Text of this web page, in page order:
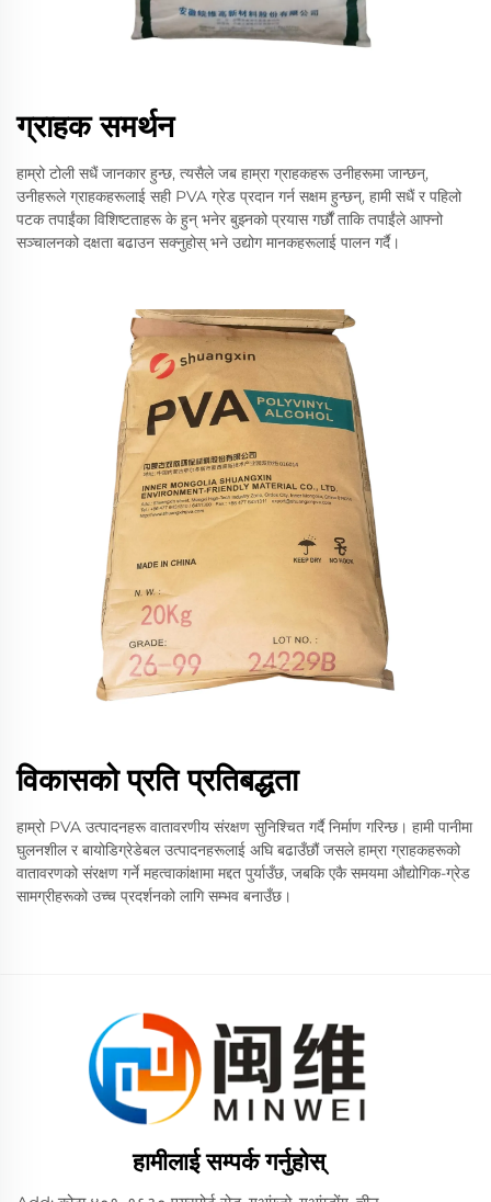
ग्राहक समर्थन
हाम्रो टोली सधैं जानकार हुन्छ, त्यसैले जब हाम्रा ग्राहकहरू उनीहरूमा जान्छन्,
उनीहरूले ग्राहकहरूलाई सही PVA ग्रेड प्रदान गर्न सक्षम हुन्छन्, हामी सधैं र पहिलो
पटक तपाईंका विशिष्टताहरू के हुन् भनेर बुझ्नको प्रयास गर्छौं ताकि तपाईंले आफ्नो
सञ्चालनको दक्षता बढाउन सक्नुहोस् भने उद्योग मानकहरूलाई पालन गर्दै।
विकासको प्रति प्रतिबद्धता
हाम्रो PVA उत्पादनहरू वातावरणीय संरक्षण सुनिश्चित गर्दै निर्माण गरिन्छ। हामी पानीमा
घुलनशील र बायोडिग्रेडेबल उत्पादनहरूलाई अघि बढाउँछौं जसले हाम्रा ग्राहकहरूको
वातावरणको संरक्षण गर्ने महत्वाकांक्षामा मद्दत पुर्याउँछ, जबकि एकै समयमा औद्योगिक-ग्रेड
सामग्रीहरूको उच्च प्रदर्शनको लागि सम्भव बनाउँछ।
हामीलाई सम्पर्क गर्नुहोस्